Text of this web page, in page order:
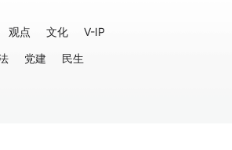
观点 文化
V-IP
党建
民生